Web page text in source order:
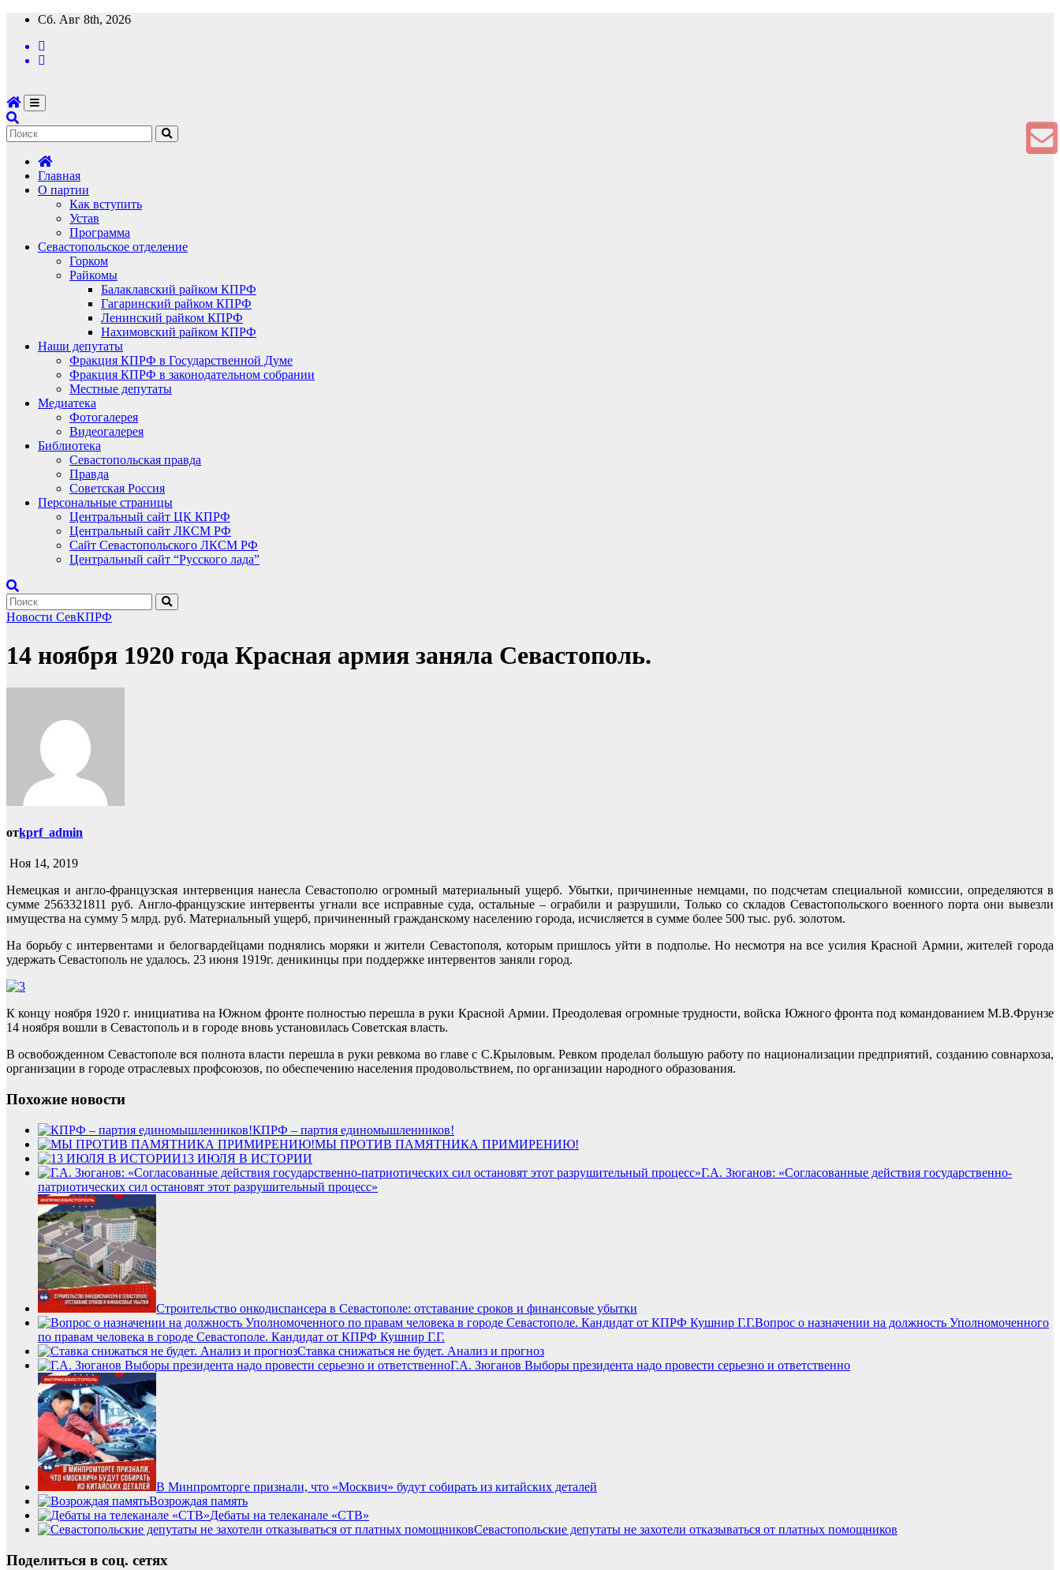
Перейти
содержимому
Сб. Авг 8th, 2026
Главная
О партии
Как вступить
Устав
Программа
Севастопольское отделение
Горком
Райкомы
Балаклавский райком КПРФ
Гагаринский райком КПРФ
Ленинский райком КПРФ
Нахимовский райком КПРФ
Наши депутаты
Фракция КПРФ в Государственной Думе
Фракция КПРФ в законодательном собрании
Местные депутаты
Медиатека
Фотогалерея
Видеогалерея
Библиотека
Севастопольская правда
Правда
Советская Россия
Персональные страницы
Центральный сайт ЦК КПРФ
Центральный сайт ЛКСМ РФ
Сайт Севастопольского ЛКСМ РФ
Центральный сайт “Русского лада”
Новости СевКПРФ
14 ноября 1920 года Красная армия заняла Севастополь.
отkprf_admin
Ноя 14, 2019
Немецкая и англо-французская интервенция нанесла Севастополю огромный материальный ущерб. Убытки, причиненные немцами, по подсчетам специальной комиссии, определяются в
сумме 2563321811 руб. Англо-французские интервенты угнали все исправные суда, остальные – ограбили и разрушили, Только со складов Севастопольского военного порта они вывезли
имущества на сумму 5 млрд. руб. Материальный ущерб, причиненный гражданскому населению города, исчисляется в сумме более 500 тыс. руб. золотом.
На борьбу с интервентами и белогвардейцами поднялись моряки и жители Севастополя, которым пришлось уйти в подполье. Но несмотря на все усилия Красной Армии, жителей города
удержать Севастополь не удалось. 23 июня 1919г. деникинцы при поддержке интервентов заняли город.
К концу ноября 1920 г. инициатива на Южном фронте полностью перешла в руки Красной Армии. Преодолевая огромные трудности, войска Южного фронта под командованием М.В.Фрунзе
14 ноября вошли в Севастополь и в городе вновь установилась Советская власть.
В освобожденном Севастополе вся полнота власти перешла в руки ревкома во главе с С.Крыловым. Ревком проделал большую работу по национализации предприятий, созданию совнархоза,
организации в городе отраслевых профсоюзов, по обеспечению населения продовольствием, по организации народного образования.
Похожие новости
КПРФ – партия единомышленников!
МЫ ПРОТИВ ПАМЯТНИКА ПРИМИРЕНИЮ!
13 ИЮЛЯ В ИСТОРИИ
Г.А. Зюганов: «Согласованные действия государственно-
патриотических сил остановят этот разрушительный процесс»
Строительство онкодиспансера в Севастополе: отставание сроков и финансовые убытки
Вопрос о назначении на должность Уполномоченного
по правам человека в городе Севастополе. Кандидат от КПРФ Кушнир Г.Г.
Ставка снижаться не будет. Анализ и прогноз
Г.А. Зюганов Выборы президента надо провести серьезно и ответственно
В Минпромторге признали, что «Москвич» будут собирать из китайских деталей
Возрождая память
Дебаты на телеканале «СТВ»
Севастопольские депутаты не захотели отказываться от платных помощников
Поделиться в соц. сетях